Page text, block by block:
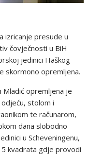
izricanje presude u
čovječnosti u BiH
jedinici Haškog
skormono opremljena.
opremljena je
stolom i
te računarom,
dana slobodno
u Scheveningenu,
kvadrata gdje provodi